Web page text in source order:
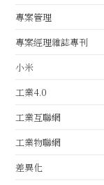
專案管理
專案經理雜誌專刊
小米
工業4.0
工業互聯網
工業物聯網
差異化